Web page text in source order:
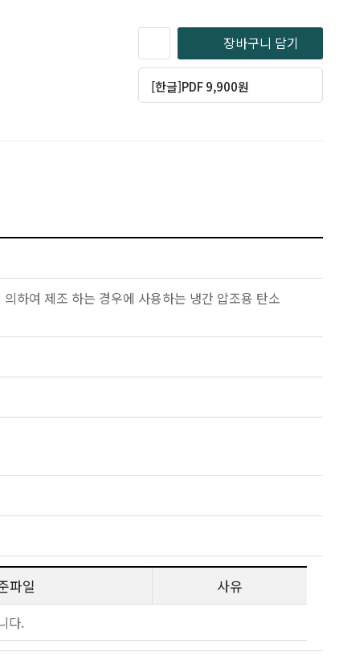
장바구니 담기
[한글]PDF 9,900원
하여 제조 하는 경우에 사용하는 냉간 압조용 탄소
파일 사유
다.